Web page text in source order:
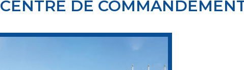
CENTRE DE